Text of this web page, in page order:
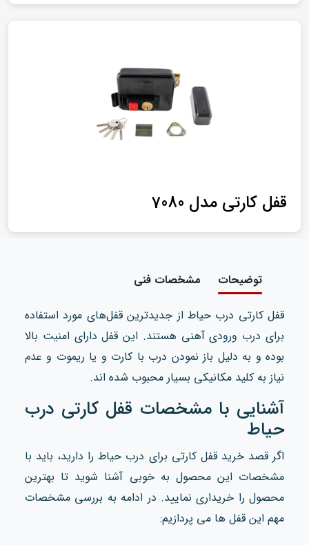
قفل کارتی مدل 7080
توضیحات مشخصات فنی
قفل کارتی درب حیاط از جدیدترین قفل‌های مورد استفاده
برای درب ورودی آهنی هستند. این قفل دارای امنیت بالا
بوده و به دلیل باز نمودن درب با کارت و یا ریموت و عدم
نیاز به کلید مکانیکی بسیار محبوب شده اند.
آشنایی با مشخصات قفل کارتی درب
حیاط
اگر قصد خرید قفل کارتی برای درب حیاط را دارید، باید با
مشخصات این محصول به خوبی آشنا شوید تا بهترین
محصول را خریداری نمایید. در ادامه به بررسی مشخصات
مهم این قفل ها می پردازیم: